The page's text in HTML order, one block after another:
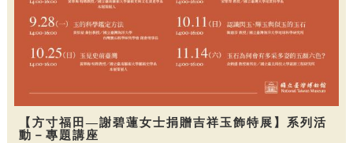
【方寸福田—謝碧蓮女士捐贈吉祥玉飾特展】系列活
動－專題講座